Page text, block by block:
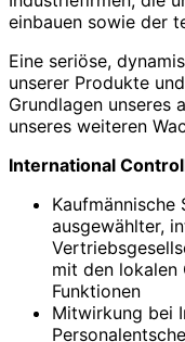
einbauen sowie der
Eine seriöse,
unserer Produkte
Grundlagen unseres
unseres weiteren
International
Kaufmännische
ausgewählter,
mit den lokalen
Funktionen
Mitwirkung bei